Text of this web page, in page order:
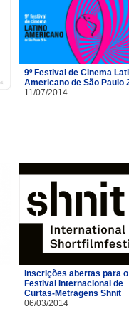
9º Festival de Cinema
Americano de São Paulo
11/07/2014
Inscrições abertas para o
Festival Internacional de
Curtas-Metragens Shnit
06/03/2014